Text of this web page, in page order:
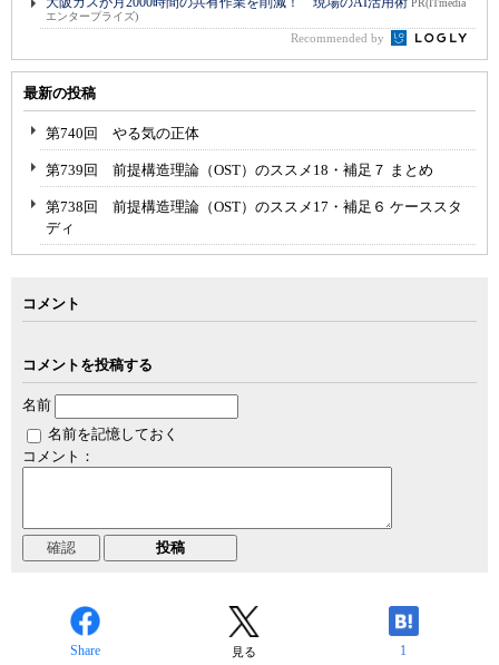
PR(ITmedia
エンタープライズ)
Recommended by
最新の投稿
第740回 やる気の正体
第739回 前提構造理論（OST）のススメ18・補足７ まとめ
第738回 前提構造理論（OST）のススメ17・補足６ ケーススタ
ディ
コメント
コメントを投稿する
名前
名前を記憶しておく
コメント：
Share 見る 1